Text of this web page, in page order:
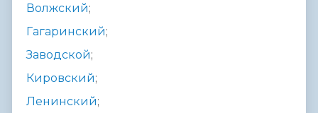
Волжский;
Гагаринский;
Заводской;
Кировский;
Ленинский;